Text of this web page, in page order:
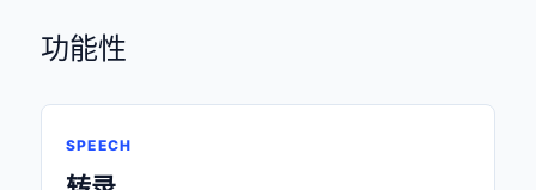
功能性
SPEECH